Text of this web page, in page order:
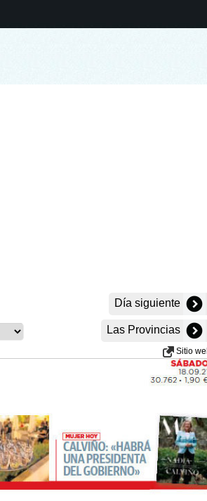
Día siguiente
Las Provincias
Sitio